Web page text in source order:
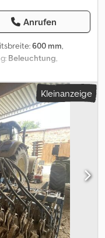
Anrufen
600 mm,
Beleuchtung,
Pneumatisch,
DCBj. 2018ca. 7.800
cmBeleuchtungzusätzl.
Ø 78 cm -
vorneBremse
Aozrrbzopbsk
Kleinanzeige